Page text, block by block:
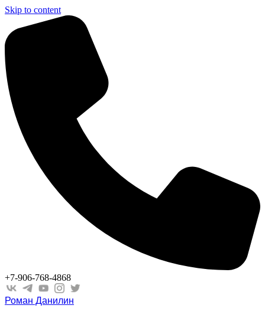
Skip to content
+7-906-768-4868
Роман Данилин